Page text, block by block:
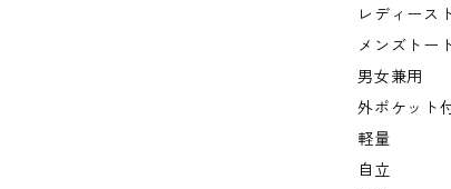
レディース
メンズトー
男女兼用
外ポケット
軽量
自立